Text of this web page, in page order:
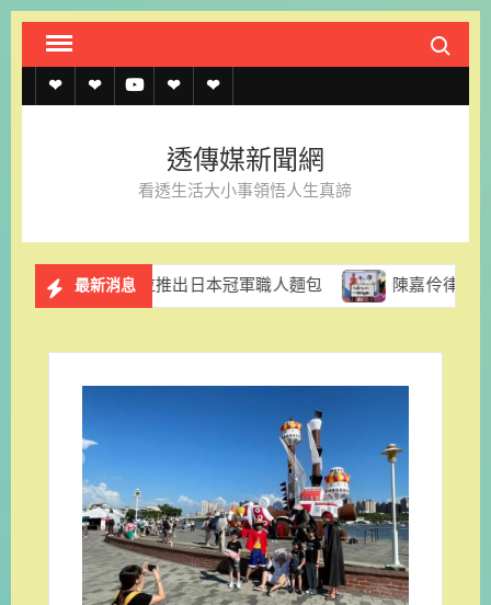
Skip
content
Search
透
約
透
上
記
透 聯
我
官
LINE
透傳媒新聞網
看透生活大小事領悟人生真諦
最新消息
拉推出日本冠軍職人麵包 陳嘉伶律師創立易勝法律事